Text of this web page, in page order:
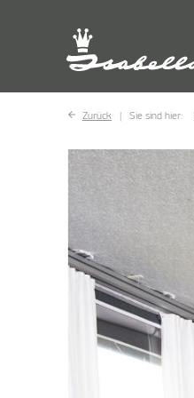
Zurück Sie sind hier: